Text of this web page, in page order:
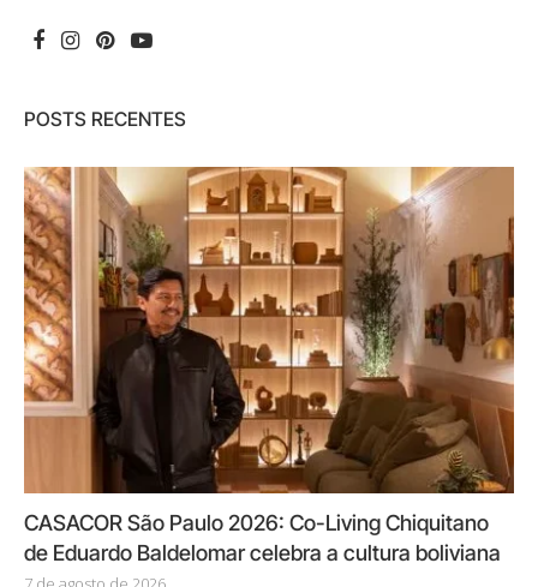
POSTS RECENTES
CASACOR São Paulo 2026: Co-Living Chiquitano
de Eduardo Baldelomar celebra a cultura boliviana